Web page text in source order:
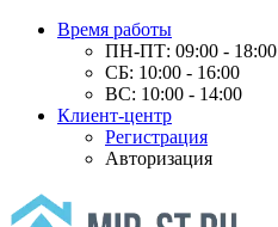
Время работы
ПН-ПТ: 09:00 - 18:00
СБ: 10:00 - 16:00
ВС: 10:00 - 14:00
Клиент-центр
Регистрация
Авторизация